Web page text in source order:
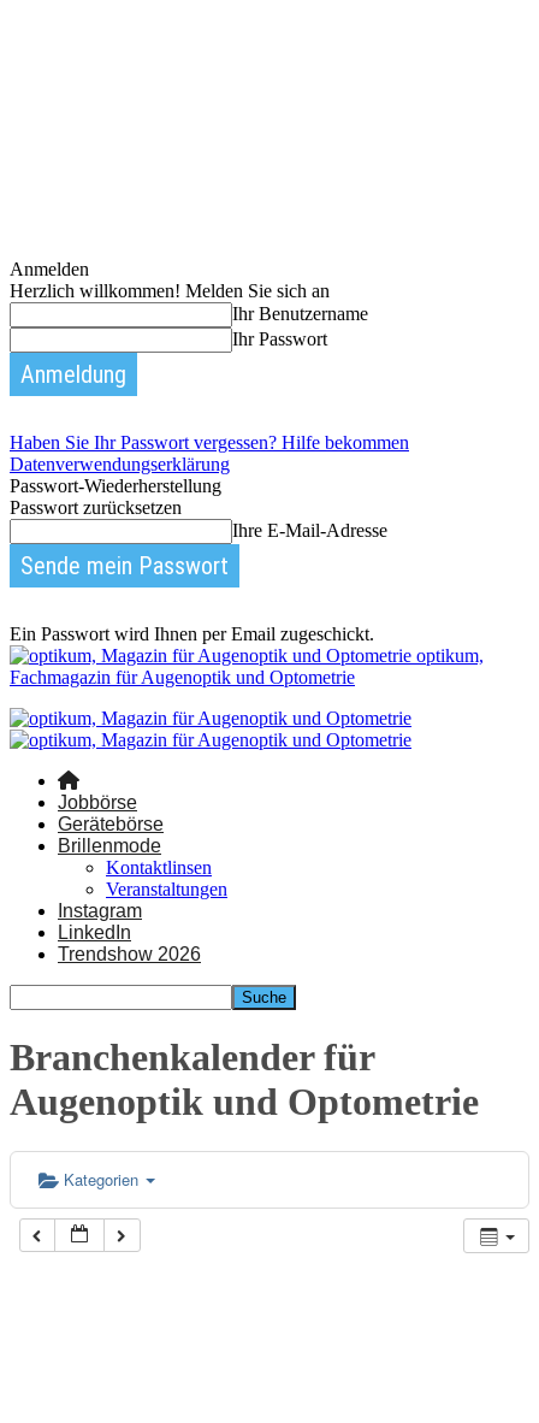
Anmelden
Herzlich willkommen! Melden Sie sich an
Ihr Benutzername
Ihr Passwort
Haben Sie Ihr Passwort vergessen? Hilfe bekommen
Datenverwendungserklärung
Passwort-Wiederherstellung
Passwort zurücksetzen
Ihre E-Mail-Adresse
Ein Passwort wird Ihnen per Email zugeschickt.
optikum,
Fachmagazin für Augenoptik und Optometrie
Jobbörse
Gerätebörse
Brillenmode
Kontaktlinsen
Veranstaltungen
Instagram
LinkedIn
Trendshow 2026
Branchenkalender für
Augenoptik und Optometrie
Kategorien